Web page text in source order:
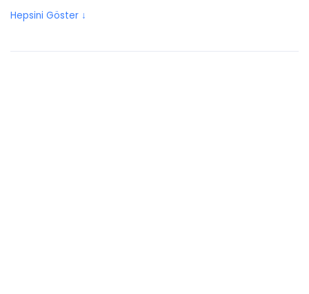
Bolivya
Hepsini Göster ↓